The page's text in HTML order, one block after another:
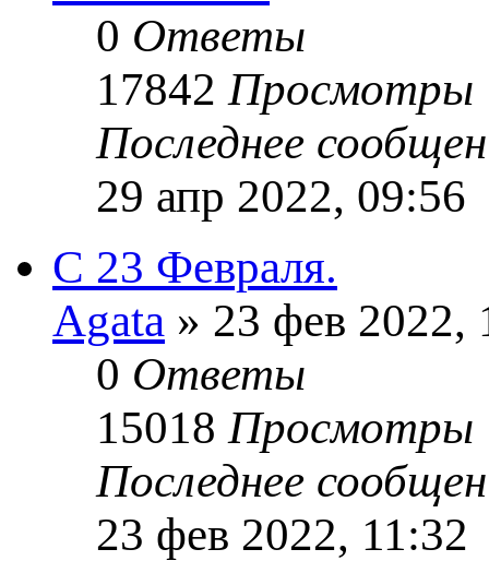
0 Ответы
17842 Просмотры
Последнее
29 апр 2022, 09:56
С 23 Февраля.
Agata » 23 фев
0 Ответы
15018 Просмотры
Последнее
23 фев 2022, 11:32